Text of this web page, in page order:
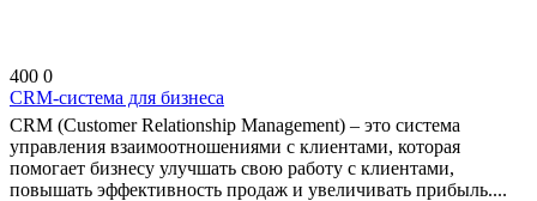
400 0
CRM-система для бизнеса
CRM (Customer Relationship Management) – это система
управления взаимоотношениями с клиентами, которая
помогает бизнесу улучшать свою работу с клиентами,
повышать эффективность продаж и увеличивать прибыль....